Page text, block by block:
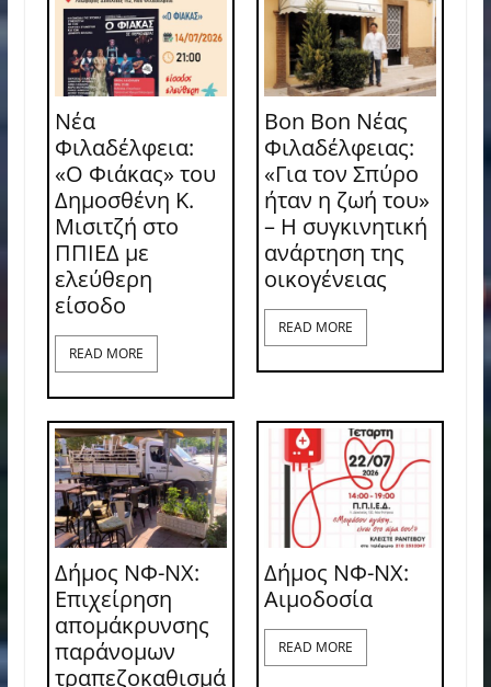
Νέα
Φιλαδέλφεια:
«Ο Φιάκας» του
Δημοσθένη Κ.
Μισιτζή στο
ΠΠΙΕΔ με
ελεύθερη
είσοδο
READ MORE
Bon Bon Νέας
Φιλαδέλφειας:
«Για τον Σπύρο
ήταν η ζωή του»
– Η συγκινητική
ανάρτηση της
οικογένειας
READ MORE
Δήμος ΝΦ-ΝΧ:
Επιχείρηση
απομάκρυνσης
παράνομων
τραπεζοκαθισμά
Δήμος ΝΦ-ΝΧ:
Aιμοδοσία
READ MORE